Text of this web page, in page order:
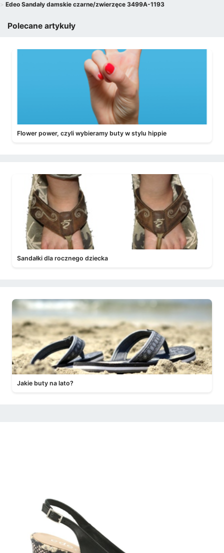
Edeo Sandały damskie czarne/zwierzęce 3499A-1193
Polecane artykuły
Flower power, czyli wybieramy buty w stylu hippie
Sandałki dla rocznego dziecka
Jakie buty na lato?